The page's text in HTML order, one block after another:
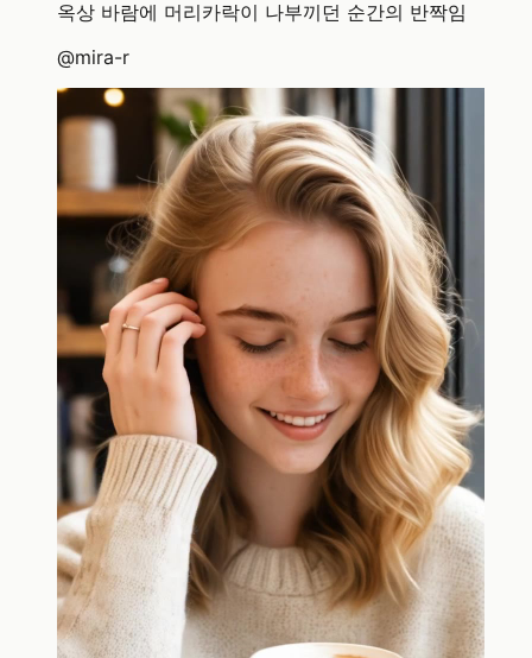
옥상 바람에 머리카락이 나부끼던 순간의 반짝임
@mira-r